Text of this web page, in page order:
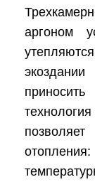
аргоном